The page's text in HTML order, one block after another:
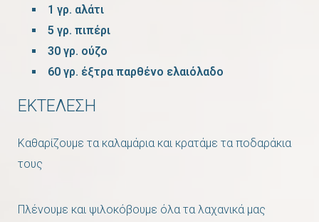
1 γρ. αλάτι
5 γρ. πιπέρι
30 γρ. ούζο
60 γρ. έξτρα παρθένο ελαιόλαδο
ΕΚΤΕΛΕΣΗ
Καθαρίζουμε τα καλαμάρια και κρατάμε τα ποδαράκια
τους
Πλένουμε και ψιλοκόβουμε όλα τα λαχανικά μας